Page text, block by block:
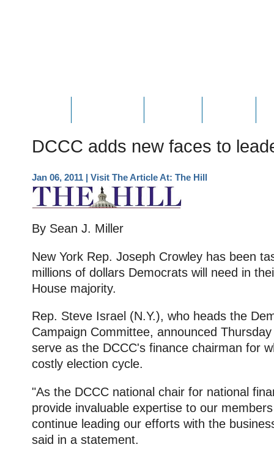
DCCC adds new faces to
Jan 06, 2011 | Visit The Article At: The Hill
By Sean J. Miller
New York Rep. Joseph Crowley has been
millions of dollars Democrats will need in
House majority.
Rep. Steve Israel (N.Y.), who heads the
Campaign Committee, announced
serve as the DCCC's finance chairman for
costly election cycle.
"As the DCCC national chair for national
provide invaluable expertise to our
continue leading our efforts with the
said in a statement.